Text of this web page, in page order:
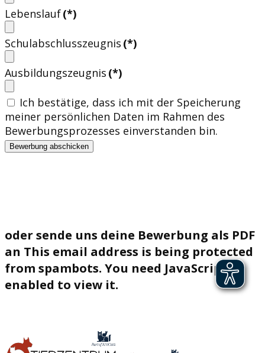
Lebenslauf(*)
Schulabschlusszeugnis (*)
Ausbildungszeugnis (*)
Ich bestätige, dass ich mit der Speicherung
meiner persönlichen Daten im Rahmen des
Bewerbungsprozesses einverstanden bin.
Bewerbung abschicken
oder sende uns deine Bewerbung als PDF
an This email address is being protected
from spambots. You need JavaScript
enabled to view it.